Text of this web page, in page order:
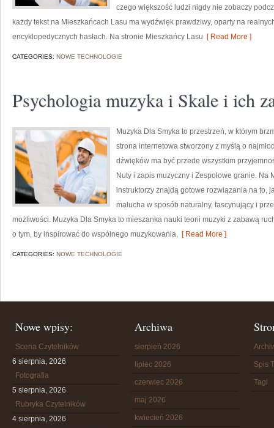
czego większość ludzi nigdy nie zobaczy
każdy tekst na Mieszkańcach Lasu ma wydźwięk prawdziwy, oparty na
encyklopedycznych hasłach. Na stronie Mieszkańcy Lasu [ Read More ]
CATEGORIES: NOWE TECHNOLOGIE
Psychologia muzyka i Skale i ich
Muzyka Dla Smyka to przestrzeń, w którym
strona internetowa stworzony z myślą o
dźwięków ma być przede wszystkim
Nuty i zapis muzyczny i Zespołowe granie. Na
instruktorzy znajdą gotowe rozwiązania na to,
malucha w sposób naturalny, fascynujący i
możliwości. Muzyka Dla Smyka to mieszanka nauki teorii muzyki z zabawą
o tym, by inspirować do wspólnego muzykowania, [ Read More ]
CATEGORIES: NOWE TECHNOLOGIE
Nowe wpisy:
Scena Czytelników
6 sierpnia, 2026
Fotografia
5 sierpnia, 2026
Rubryka Czytelników
4 sierpnia, 2026
Archiwa
sierpień 2026
lipiec 2026
czerwiec 2026
maj 2026
kwiecień 2026
Spis
Tagi